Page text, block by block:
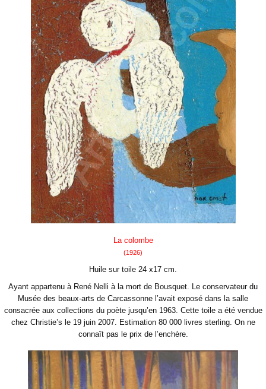
La colombe
(1926)
Huile sur toile 24 x17 cm.
Ayant appartenu à René Nelli à la mort de Bousquet. Le conservateur du
Musée des beaux-arts de Carcassonne l’avait exposé dans la salle
consacrée aux collections du poète jusqu’en 1963. Cette toile a été vendue
chez Christie’s le 19 juin 2007. Estimation 80 000 livres sterling. On ne
connaît pas le prix de l’enchère.